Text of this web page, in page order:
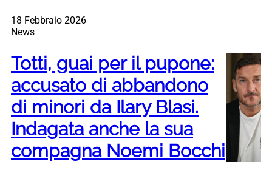
18 Febbraio 2026
News
Totti, guai per il pupone:
accusato di abbandono
di minori da Ilary Blasi.
Indagata anche la sua
compagna Noemi Bocchi